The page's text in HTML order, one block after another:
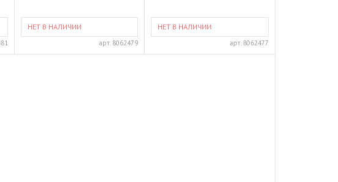
НЕТ В НАЛИЧИИ
арт. 8062479
НЕТ В НАЛИЧИИ
арт. 8062477